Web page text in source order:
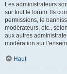
Les administrateurs
sur tout le forum. Ils
permissions, le
modérateurs, etc.,
aux autres
modération sur
Haut